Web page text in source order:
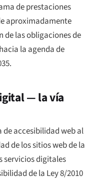
de prestaciones
aproximadamente
de las obligaciones de
la agenda de
— la vía
accesibilidad web al
de los sitios web de la
servicios digitales
de la Ley 8/2010